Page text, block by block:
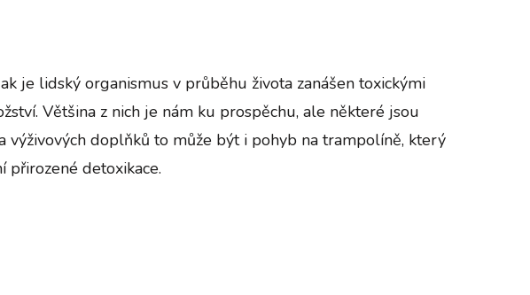
je lidský organismus v průběhu života zanášen toxickými
Většina z nich je nám ku prospěchu, ale některé jsou
výživových doplňků to může být i pohyb na trampolíně, který
detoxikace.